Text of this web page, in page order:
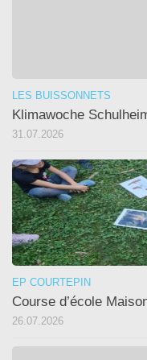
LES BUISSONNETS
Klimawoche
31.07.2026
EP COURTEPIN
Course d’école
26.07.2026